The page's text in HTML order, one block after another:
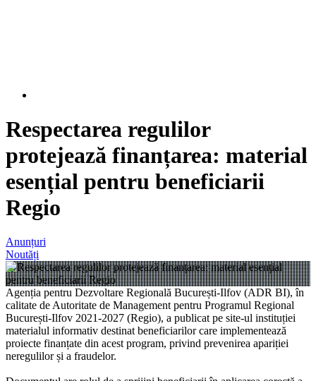
Respectarea regulilor
protejează finanțarea: material
esențial pentru beneficiarii
Regio
Anunțuri
Noutăți
Agenția pentru Dezvoltare Regională București-Ilfov (ADR BI), în
calitate de Autoritate de Management pentru Programul Regional
București-Ilfov 2021-2027 (Regio), a publicat pe site-ul instituției
materialul informativ destinat beneficiarilor care implementează
proiecte finanțate din acest program, privind prevenirea apariției
neregulilor și a fraudelor.